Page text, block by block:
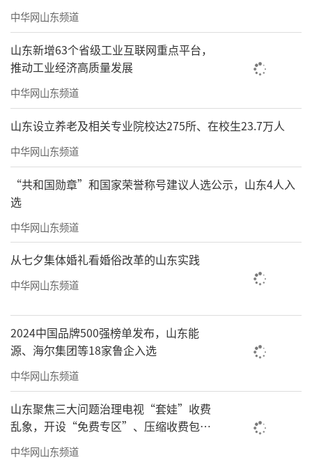
中华网山东频道
山东新增63个省级工业互联网重点平台，
推动工业经济高质量发展
中华网山东频道
山东设立养老及相关专业院校达275所、在校生23.7万人
中华网山东频道
“共和国勋章”和国家荣誉称号建议人选公示，山东4人入
选
中华网山东频道
从七夕集体婚礼看婚俗改革的山东实践
中华网山东频道
2024中国品牌500强榜单发布，山东能
源、海尔集团等18家鲁企入选
中华网山东频道
山东聚焦三大问题治理电视“套娃”收费
乱象，开设“免费专区”、压缩收费包比
例70%以上
中华网山东频道